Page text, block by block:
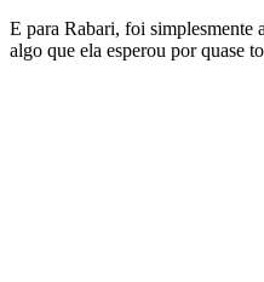
E para Rabari, foi simplesmente
algo que ela esperou por quase